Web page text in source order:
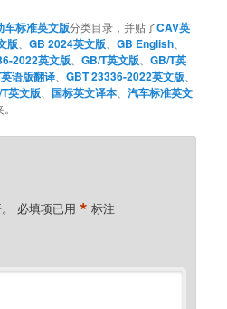
车标准英文版分类目录，并贴了CAV英
版 、GB 2024英文版 、GB English
2022英文版 、GB/T英文版 、GB/T英
语版翻译 、GBT 23336-2022英文版
英文版 国标英文译本 、汽车标准英文
必填项已用* 标注